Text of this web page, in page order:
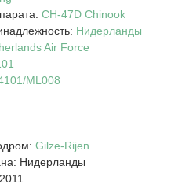
CH-47D Chinook
Нидерланды
Air Force
ML008
Gilze-Rijen
Нидерланды